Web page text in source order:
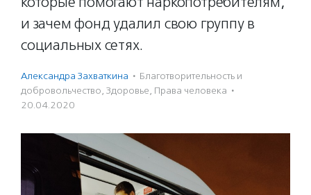
и зачем фонд удалил свою группу в
социальных сетях.
Александра Захваткина · Благотвори­тель­ность и
доброволь­чест­во, Здоровье, Права человека ·
20.04.2020